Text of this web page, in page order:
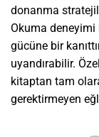
donanma
Okuma deneyimi
gücüne bir
uyandırabilir.
kitaptan tam
gerektirmeyen